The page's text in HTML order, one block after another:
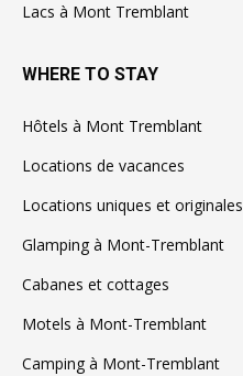
Lacs à Mont Tremblant
WHERE TO STAY
Hôtels à Mont Tremblant
Locations de vacances
Locations uniques et originales
Glamping à Mont-Tremblant
Cabanes et cottages
Motels à Mont-Tremblant
Camping à Mont-Tremblant